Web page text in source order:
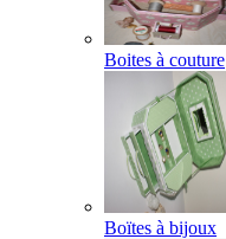
Boites à couture
Boïtes à bijoux